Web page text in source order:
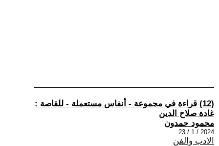
(12) قراءة في مجموعة - أنفاس مستعملة - للقاصة :
غادة صلاح الدين
محمود حمدون
2024 / 1 / 23
الادب والفن